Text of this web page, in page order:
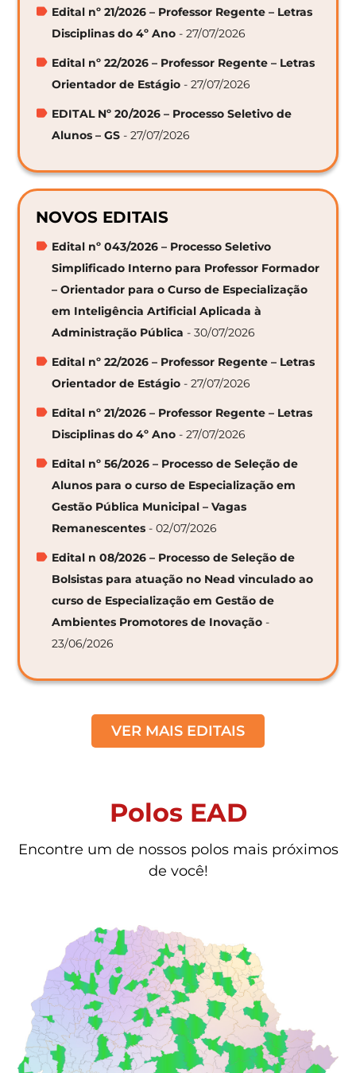
Edital nº 21/2026 – Professor Regente – Letras
Disciplinas do 4º Ano - 27/07/2026
Edital nº 22/2026 – Professor Regente – Letras
Orientador de Estágio - 27/07/2026
EDITAL Nº 20/2026 – Processo Seletivo de
Alunos – GS - 27/07/2026
NOVOS EDITAIS
Edital nº 043/2026 – Processo Seletivo
Simplificado Interno para Professor Formador
– Orientador para o Curso de Especialização
em Inteligência Artificial Aplicada à
Administração Pública - 30/07/2026
Edital nº 22/2026 – Professor Regente – Letras
Orientador de Estágio - 27/07/2026
Edital nº 21/2026 – Professor Regente – Letras
Disciplinas do 4º Ano - 27/07/2026
Edital nº 56/2026 – Processo de Seleção de
Alunos para o curso de Especialização em
Gestão Pública Municipal – Vagas
Remanescentes - 02/07/2026
Edital n 08/2026 – Processo de Seleção de
Bolsistas para atuação no Nead vinculado ao
curso de Especialização em Gestão de
Ambientes Promotores de Inovação -
23/06/2026
VER MAIS EDITAIS
Polos EAD
Encontre um de nossos polos mais próximos
de você!